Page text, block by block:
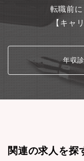
転職前
【キャ
年収
関連の求人を探